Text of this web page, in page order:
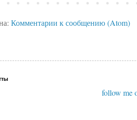
Комментарии к сообщению (Atom)
follow me